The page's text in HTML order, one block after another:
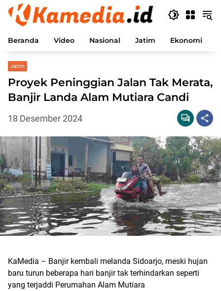
Langsung
konten
Beranda Video Nasional Jatim Ekonomi
Jatim
Proyek Peninggian Jalan Tak Merata,
Banjir Landa Alam Mutiara Candi
18 Desember 2024
KaMedia – Banjir kembali melanda Sidoarjo, meski hujan
baru turun beberapa hari banjir tak terhindarkan seperti
yang terjaddi Perumahan Alam Mutiara